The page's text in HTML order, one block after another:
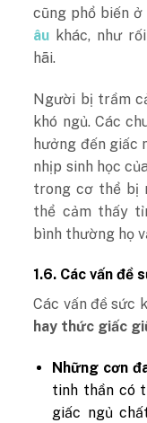
cũng phổ biến
âu khác, như
hãi.
Người bị trầm
khó ngủ. Các
hưởng đến giấc
nhịp sinh học
trong cơ thể bị
thể cảm thấy
bình thường họ
1.6. Các vấn đề
Các vấn đề sức
hay thức giấc
Những cơn
tinh thần có
giấc ngủ